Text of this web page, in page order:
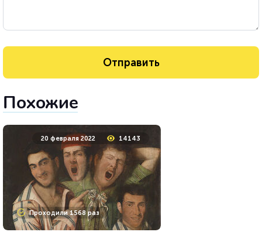
Похожие
20 февраля 2022 14143
Проходили 1568 раз